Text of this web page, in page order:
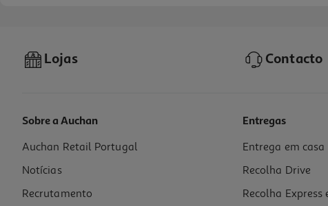
Miolo De Pinhão Português Auchan Collection Cultivamos O Bom 100g
119.9 €/Kg
11,99 €
Lojas Contacto
Sobre a Auchan
Auchan Retail Portugal
Notícias
Recrutamento
Entregas
Entrega em casa
Recolha Drive
Recolha Express